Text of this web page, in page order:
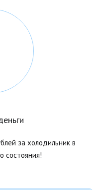
за холодильник в
состояния!